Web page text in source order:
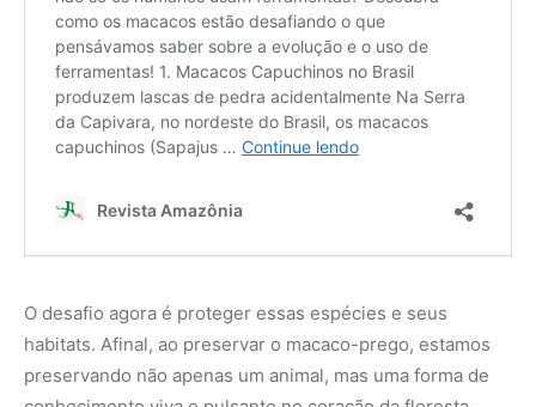
O desafio agora é proteger essas espécies e seus
habitats. Afinal, ao preservar o macaco-prego, estamos
preservando não apenas um animal, mas uma forma de